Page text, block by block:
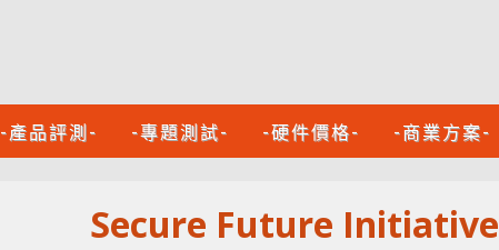
-產品評測- -專題測試- -硬件價格- -商業方案-
Secure Future Initiative